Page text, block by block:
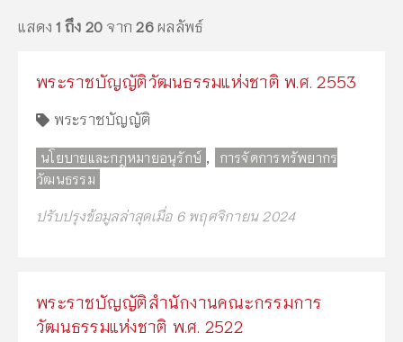
แสดง1 ถึง 20 จาก26ผลลัพธ์
พระราชบัญญัติวัฒนธรรมแห่งชาติ พ.ศ. 2553
พระราชบัญญัติ
นโยบายและกฎหมายอนุรักษ์
การจัดการทรัพยากร
วัฒนธรรม
ปรับปรุงข้อมูลล่าสุดเมื่อ 6 พฤศจิกายน 2024
พระราชบัญญัติสำนักงานคณะกรรมการ
วัฒนธรรมแห่งชาติ พ.ศ. 2522